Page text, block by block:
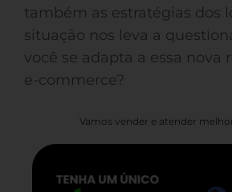
também as estratégias dos
situação nos leva a
você se adapta a essa nova
e-commerce?
Vamos vender e atender